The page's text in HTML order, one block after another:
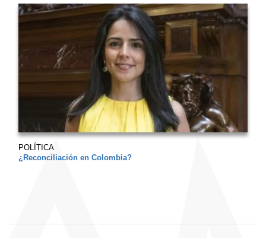
POLÍTICA
¿Reconciliación en Colombia?